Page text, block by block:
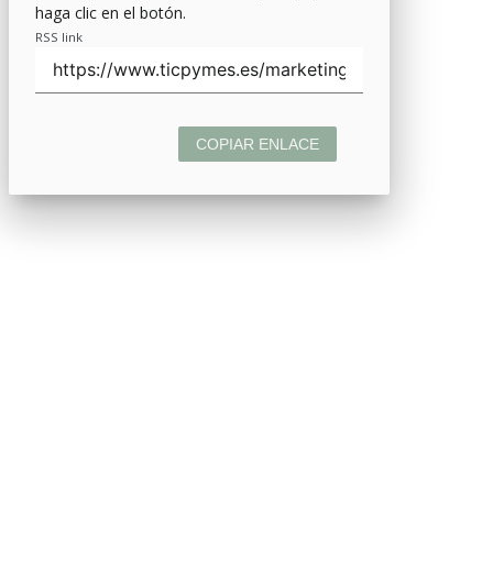
haga clic en el botón.
RSS link
COPIAR ENLACE